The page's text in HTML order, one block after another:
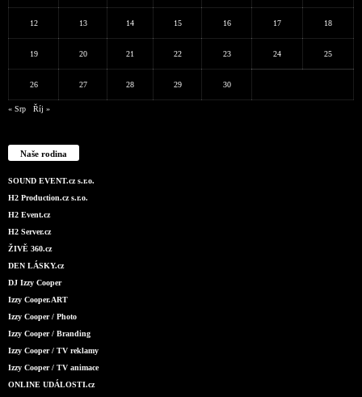
12 13 14 15 16 17 18
19 20 21 22 23 24 25
26 27 28 29 30
« Srp Říj »
Naše rodina
SOUND EVENT.cz s.r.o.
H2 Production.cz s.r.o.
H2 Event.cz
H2 Server.cz
ŽIVĚ 360.cz
DEN LÁSKY.cz
DJ Izzy Cooper
Izzy Cooper.ART
Izzy Cooper / Photo
Izzy Cooper / Branding
Izzy Cooper / TV reklamy
Izzy Cooper / TV animace
ONLINE UDÁLOSTI.cz